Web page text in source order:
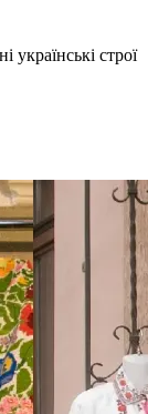
строї